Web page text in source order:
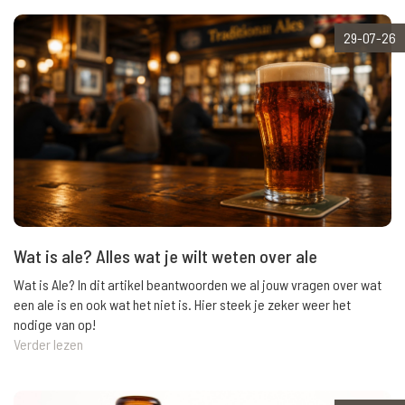
29-07-26
Wat is ale? Alles wat je wilt weten over ale
Wat is Ale? In dit artikel beantwoorden we al jouw vragen over wat
een ale is en ook wat het niet is. Hier steek je zeker weer het
nodige van op!
Verder lezen